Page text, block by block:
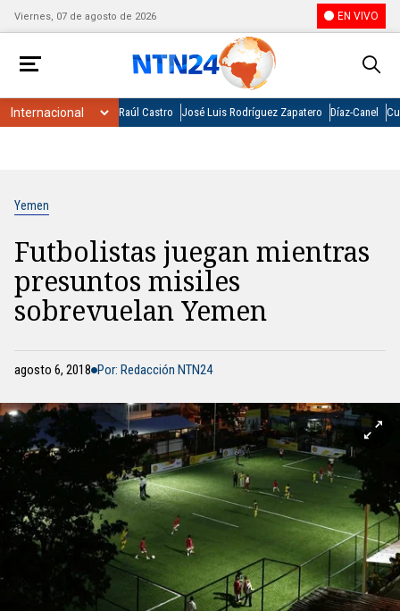
Viernes, 07 de agosto de 2026 EN VIVO
Raúl Castro José Luis Rodríguez Zapatero Díaz-Canel
Yemen
Futbolistas juegan mientras
presuntos misiles
sobrevuelan Yemen
agosto 6, 2018 Por: Redacción NTN24